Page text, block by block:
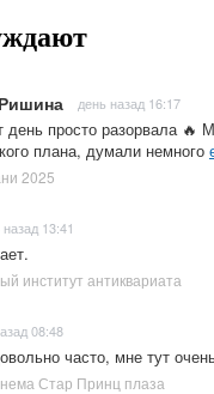
день назад 16:17
день просто разорвала 🔥
плана, думали немного
2025
13:41
институт антиквариата
08:48
часто, мне тут
Стар Принц плаза